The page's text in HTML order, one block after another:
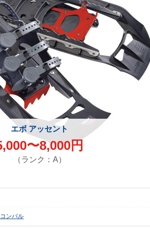
エボ アッセント
〜8,000円
（ランク：A）
ンパル